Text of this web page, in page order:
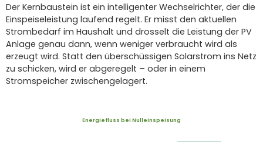
Der Kernbaustein ist ein intelligenter Wechselrichter, der die
Einspeiseleistung laufend regelt. Er misst den aktuellen
Strombedarf im Haushalt und drosselt die Leistung der PV
Anlage genau dann, wenn weniger verbraucht wird als
erzeugt wird. Statt den überschüssigen Solarstrom ins Netz
zu schicken, wird er abgeregelt – oder in einem
Stromspeicher zwischengelagert.
Energiefluss bei Nulleinspeisung